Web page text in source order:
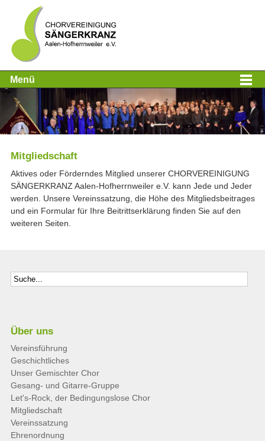
Menü
Mitgliedschaft
Aktives oder Förderndes Mitglied unserer CHORVEREINIGUNG
SÄNGERKRANZ Aalen-Hofherrnweiler e.V. kann Jede und Jeder
werden. Unsere Vereinssatzung, die Höhe des Mitgliedsbeitrages
und ein Formular für Ihre Beitrittserklärung finden Sie auf den
weiteren Seiten.
Über uns
Vereinsführung
Geschichtliches
Unser Gemischter Chor
Gesang- und Gitarre-Gruppe
Let's-Rock, der Bedingungslose Chor
Mitgliedschaft
Vereinssatzung
Ehrenordnung